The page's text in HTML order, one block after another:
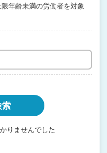
年齢未満の労働者を対象
りませんでした